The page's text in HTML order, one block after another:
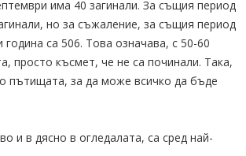
има 40 загинали. За същия период
но за съжаление, за същия период
са 506. Това означава, с 50-60
просто късмет, че не са починали. Така,
пътищата, за да може всичко да бъде
и в дясно в огледалата, са сред най-